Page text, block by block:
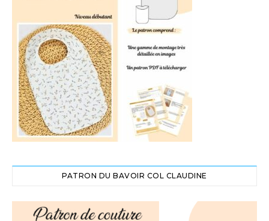
PATRON DU BAVOIR COL CLAUDINE